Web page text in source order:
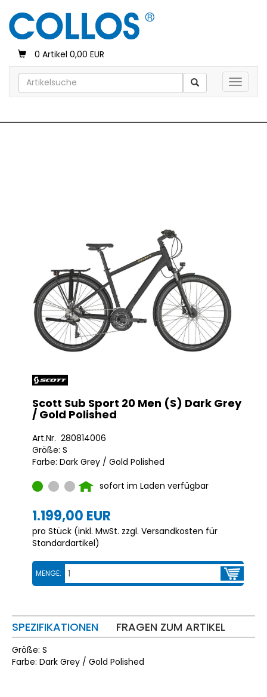
0 Artikel 0,00 EUR
Toggle
Scott Sub Sport 20 Men (S) Dark Grey
/ Gold Polished
Art.Nr. 280814006
Größe: S
Farbe: Dark Grey / Gold Polished
sofort im Laden verfügbar
1.199,00 EUR
pro Stück (inkl. MwSt. zzgl. Versandkosten für
Standardartikel)
MENGE:
SPEZIFIKATIONEN FRAGEN ZUM ARTIKEL
Größe: S
Farbe: Dark Grey / Gold Polished